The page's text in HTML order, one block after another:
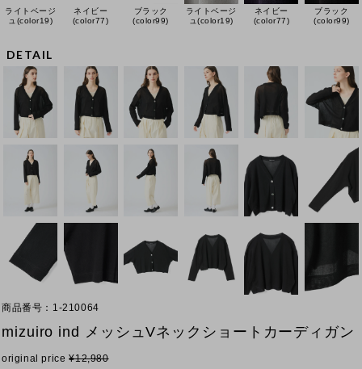
ライトベージ
ュ(color19)
ネイビー
(color77)
ブラック
(color99)
ライトベージ
ュ(color19)
ネイビー
(color77)
ブラック
(color99)
DETAIL
商品番号 1-210064
mizuiro ind メッシュVネックショートカーディガン
original price ¥12,980